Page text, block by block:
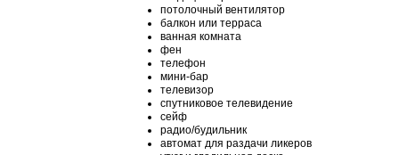
потолочный вентилятор
балкон или терраса
ванная комната
фен
телефон
мини-бар
телевизор
спутниковое телевидение
сейф
радио/будильник
автомат для раздачи ликеров